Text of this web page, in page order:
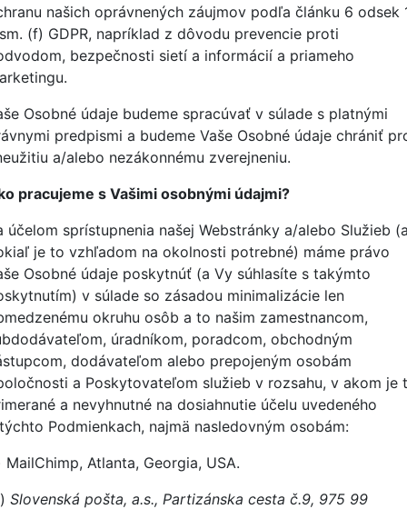
našich oprávnených záujmov podľa článku 6 odsek
(f) GDPR, napríklad z dôvodu prevencie proti
bezpečnosti sietí a informácií a priameho
Osobné údaje budeme spracúvať v súlade s platnými
predpismi a budeme Vaše Osobné údaje chrániť
a/alebo nezákonnému zverejneniu.
pracujeme s Vašimi osobnými údajmi?
účelom sprístupnenia našej Webstránky a/alebo Služieb
je to vzhľadom na okolnosti potrebné) máme právo
Osobné údaje poskytnúť (a Vy súhlasíte s takýmto
v súlade so zásadou minimalizácie len
okruhu osôb a to našim zamestnancom,
úradníkom, poradcom, obchodným
dodávateľom alebo prepojeným osobám
a Poskytovateľom služieb v rozsahu, v akom je
a nevyhnutné na dosiahnutie účelu uvedeného
Podmienkach, najmä nasledovným osobám:
MailChimp, Atlanta, Georgia, USA.
Slovenská pošta, a.s., Partizánska cesta č.9, 975 99